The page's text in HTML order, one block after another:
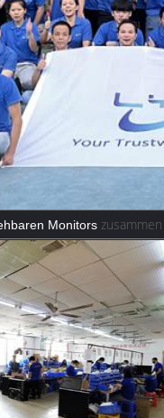
Monitorszusammen